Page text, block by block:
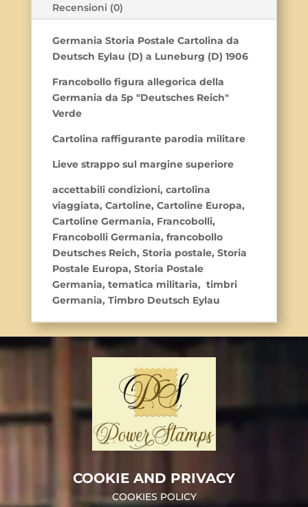
Recensioni (0)
Germania Storia Postale Cartolina da
Deutsch Eylau (D) a Luneburg (D) 1906
Francobollo figura allegorica della
Germania da 5p "Deutsches Reich"
Verde
Cartolina raffigurante parodia militare
Lieve strappo sul margine superiore
accettabili condizioni, cartolina
viaggiata, Cartoline, Cartoline Europa,
Cartoline Germania, Francobolli,
Francobolli Germania, francobollo
Deutsches Reich, Storia postale, Storia
Postale Europa, Storia Postale
Germania, tematica militaria, timbri
Germania, Timbro Deutsch Eylau
COOKIE AND PRIVACY
COOKIES POLICY